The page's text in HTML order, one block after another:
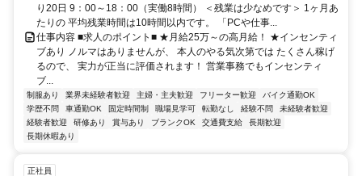
り20日 9：00～18：00（実働8時間） ＜残業は少なめです＞ 1ヶ月あ
たりの 平均残業時間は10時間以内です。 「PCや仕事...
仕事内容 ■求人のポイント■ ★月給25万～の高月給！ ★インセンティ
ブあり ノルマはありませんが、 本人のやる気次第では たくさん稼げ
るので、 実力が正当に評価されます！ 営業事務でもインセンティ
ブ...
制服あり 業界未経験者歓迎 主婦・主夫歓迎 フリーター歓迎
バイク通勤OK
学歴不問
車通勤OK 固定時間制 職場見学可 転勤なし 経験不問
未経験者歓迎
経験者歓迎
研修あり 賞与あり ブランクOK 交通費支給
長期歓迎
長期休暇あり
正社員